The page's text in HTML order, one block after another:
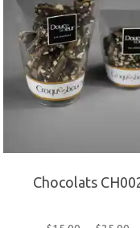
Chocolats